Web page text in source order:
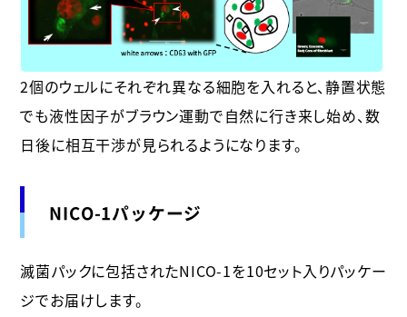
2個のウェルにそれぞれ異なる細胞を入れると、静置状態
でも液性因子がブラウン運動で自然に行き来し始め、数
日後に相互干渉が見られるようになります。
NICO-1パッケージ
滅菌パックに包括されたNICO-1を10セット入りパッケー
ジでお届けします。